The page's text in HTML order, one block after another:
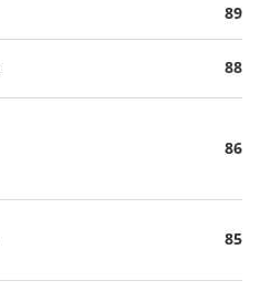
89
88
86
85